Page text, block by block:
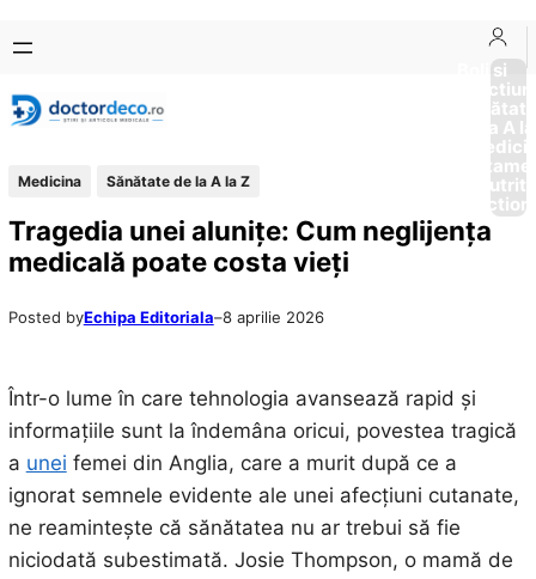
conținut
content
Boli si
Afectiuni
Sănătate
de la A
Medicina Sănătate de la A la Z
Tragedia unei alunițe: Cum neglijența
medicală poate costa vieți
Posted byEchipa Editoriala–8 aprilie 2026
Într-o lume în care tehnologia avansează rapid și
informațiile sunt la îndemâna oricui, povestea tragică
a unei femei din Anglia, care a murit după ce a
ignorat semnele evidente ale unei afecțiuni cutanate,
ne reamintește că sănătatea nu ar trebui să fie
niciodată subestimată. Josie Thompson, o mamă de